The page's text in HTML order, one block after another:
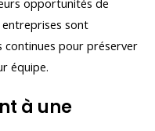
sont
continues pour préserver
équipe.
à une